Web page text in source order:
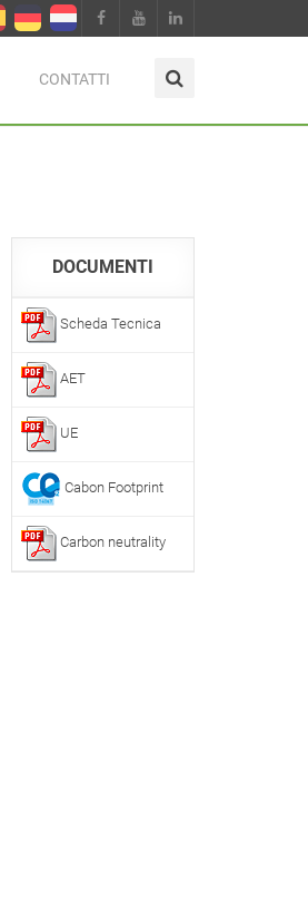
CONTATTI
DOCUMENTI
Scheda Tecnica
AET
UE
Cabon Footprint
Carbon neutrality